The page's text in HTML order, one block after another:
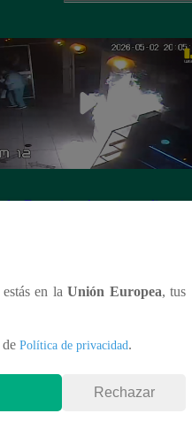
Extorsionadores incendian
estás en laUnión Europea, tus
Política de privacidad.
Rechazar